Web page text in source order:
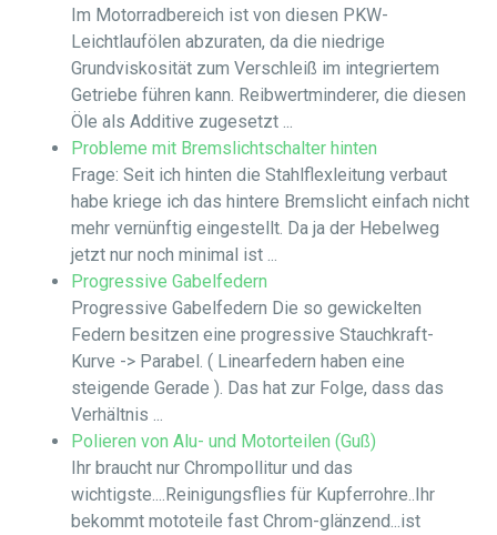
Im Motorradbereich ist von diesen PKW-
Leichtlaufölen abzuraten, da die niedrige
Grundviskosität zum Verschleiß im integriertem
Getriebe führen kann. Reibwertminderer, die diesen
Öle als Additive zugesetzt ...
Probleme mit Bremslichtschalter hinten
Frage: Seit ich hinten die Stahlflexleitung verbaut
habe kriege ich das hintere Bremslicht einfach nicht
mehr vernünftig eingestellt. Da ja der Hebelweg
jetzt nur noch minimal ist ...
Progressive Gabelfedern
Progressive Gabelfedern Die so gewickelten
Federn besitzen eine progressive Stauchkraft-
Kurve -> Parabel. ( Linearfedern haben eine
steigende Gerade ). Das hat zur Folge, dass das
Verhältnis ...
Polieren von Alu- und Motorteilen (Guß)
Ihr braucht nur Chrompollitur und das
wichtigste....Reinigungsflies für Kupferrohre..Ihr
bekommt mototeile fast Chrom-glänzend...ist